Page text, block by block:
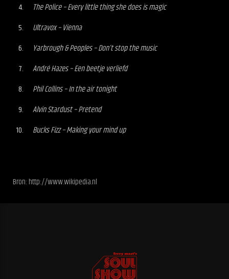
The Police – Every little thing she does is magic
Ultravox – Vienna
Yarbrough & Peoples – Don’t stop the music
André Hazes – Een beetje verliefd
Phil Collins – In the air tonight
Alvin Stardust – Pretend
Bucks Fizz – Making your mind up
Bron: http://www.wikipedia.nl